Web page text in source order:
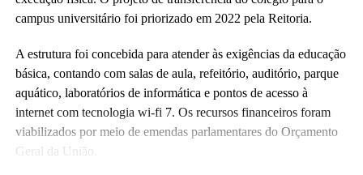
campus universitário foi priorizado em 2022 pela Reitoria.
A estrutura foi concebida para atender às exigências da educação
básica, contando com salas de aula, refeitório, auditório, parque
aquático, laboratórios de informática e pontos de acesso à
internet com tecnologia wi-fi 7. Os recursos financeiros foram
viabilizados por meio de emendas parlamentares do Orçamento
Geral da União.